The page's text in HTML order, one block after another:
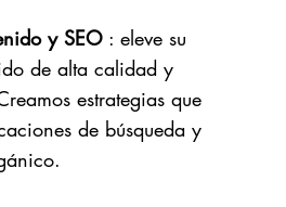
y SEO: eleve su
de alta calidad y
estrategias que
de búsqueda y